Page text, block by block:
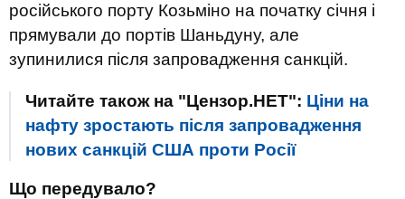
російського порту Козьміно на початку січня і
прямували до портів Шаньдуну, але
зупинилися після запровадження санкцій.
Читайте також на "Цензор.НЕТ": Ціни на
нафту зростають після запровадження
нових санкцій США проти Росії
Що передувало?